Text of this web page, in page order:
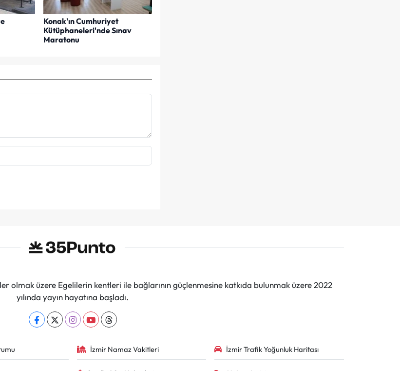
Konak'ın Cumhuriyet
Kütüphaneleri'nde Sınav
Maratonu
olmak üzere Egelilerin kentleri ile bağlarının güçlenmesine katkıda bulunmak üzere 2022
yılında yayın hayatına başladı.
İzmir Namaz Vakitleri İzmir Trafik Yoğunluk Haritası